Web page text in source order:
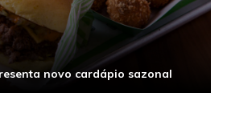
novo cardápio sazonal